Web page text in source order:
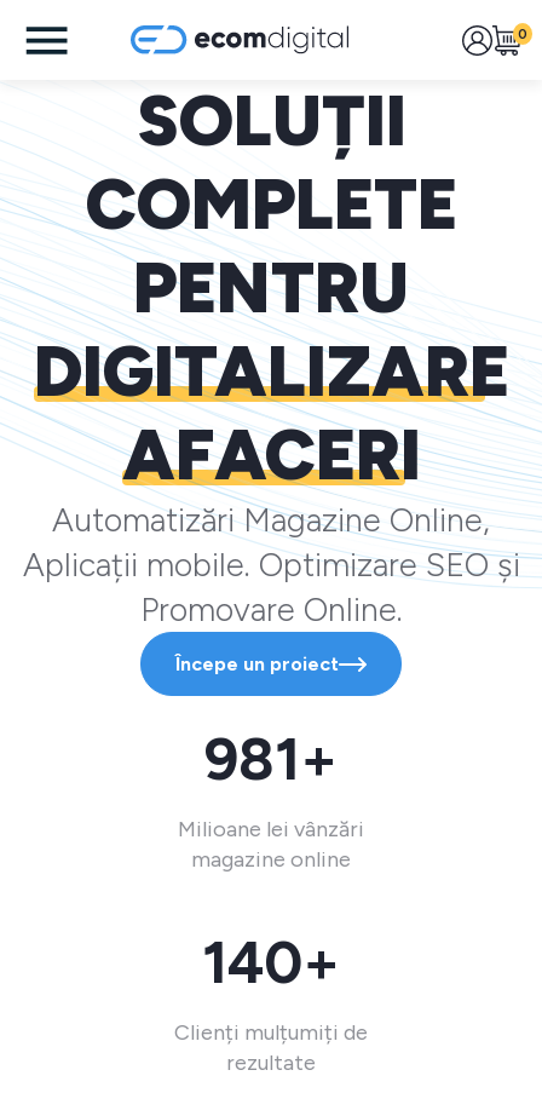
0
SOLUȚII
COMPLETE
PENTRU
DIGITALIZARE
AFACERI
Automatizări Magazine Online,
Aplicații mobile. Optimizare SEO și
Promovare Online.
Începe un proiect
981+
Milioane lei vânzări
magazine online
140+
Clienți mulțumiți de
rezultate